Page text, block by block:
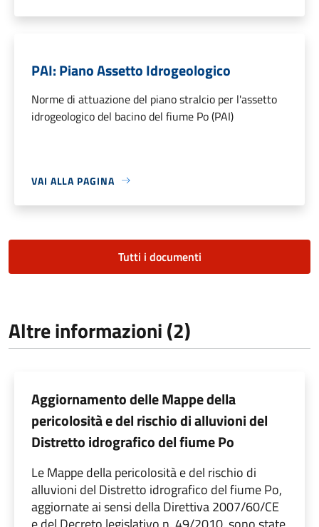
PAI: Piano Assetto Idrogeologico
Norme di attuazione del piano stralcio per l'assetto
idrogeologico del bacino del fiume Po (PAI)
VAI ALLA PAGINA
Tutti i documenti
Altre informazioni (2)
Aggiornamento delle Mappe della
pericolosità e del rischio di alluvioni del
Distretto idrografico del fiume Po
Le Mappe della pericolosità e del rischio di
alluvioni del Distretto idrografico del fiume Po,
aggiornate ai sensi della Direttiva 2007/60/CE